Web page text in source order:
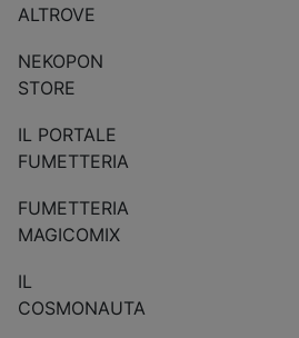
ALTROVE
NEKOPON
STORE
IL PORTALE
FUMETTERIA
FUMETTERIA
MAGICOMIX
IL
COSMONAUTA